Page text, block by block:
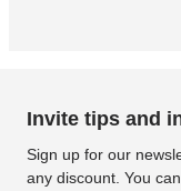
Invite tips and
Sign up for our
any discount. You